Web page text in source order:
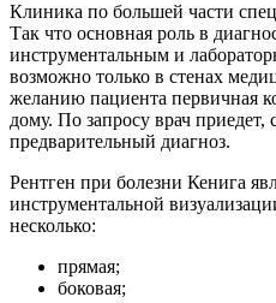
Клиника по большей части
Так что основная роль в
инструментальным и
возможно только в стенах
желанию пациента первичная
дому. По запросу врач приедет,
предварительный диагноз.
Рентген при болезни Кенига
инструментальной
несколько:
прямая;
боковая;